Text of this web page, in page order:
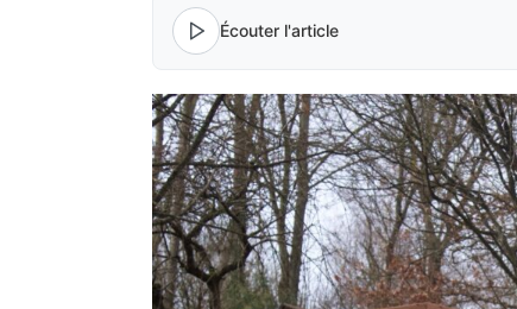
Écouter l'article